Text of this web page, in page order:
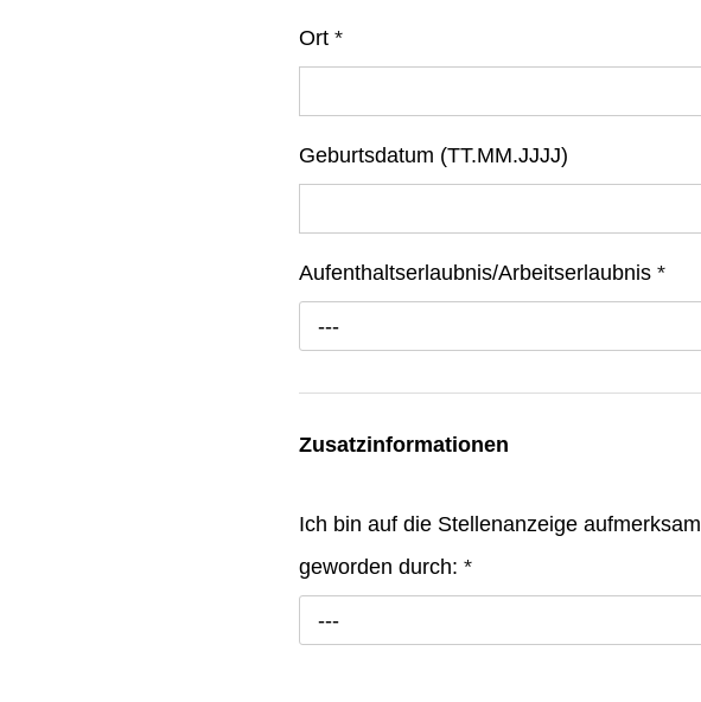
Ort *
Geburtsdatum (TT.MM.JJJJ)
Aufenthaltserlaubnis/Arbeitserlaubnis *
---
Zusatzinformationen
Ich bin auf die Stellenanzeige aufmerksam
geworden durch: *
---